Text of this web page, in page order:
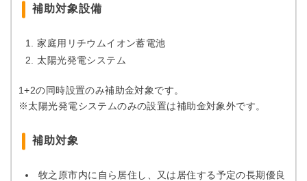
補助対象設備
家庭用リチウムイオン蓄電池
太陽光発電システム
1+2の同時設置のみ補助金対象です。
※太陽光発電システムのみの設置は補助金対象外です。
補助対象
牧之原市内に自ら居住し、又は居住する予定の長期優良